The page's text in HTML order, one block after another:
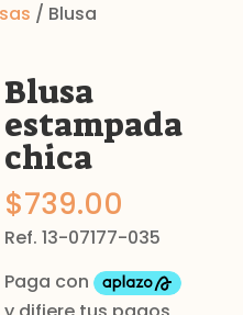
/ Blusa
Blusa
estampada
chica
$739.00
Ref. 13-07177-035